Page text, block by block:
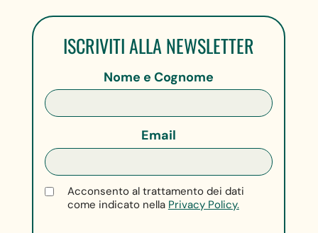
ISCRIVITI ALLA NEWSLETTER
Nome e Cognome
Email
Acconsento al trattamento dei dati
come indicato nella Privacy Policy.